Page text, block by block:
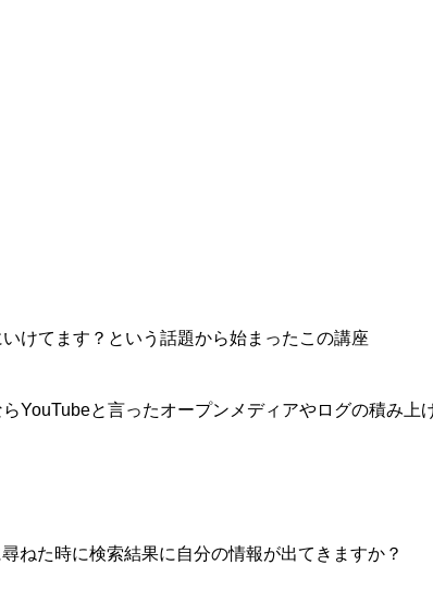
けてます？という話題から始まったこの講座
YouTubeと言ったオープンメディアやログの積み上
ねた時に検索結果に自分の情報が出てきますか？